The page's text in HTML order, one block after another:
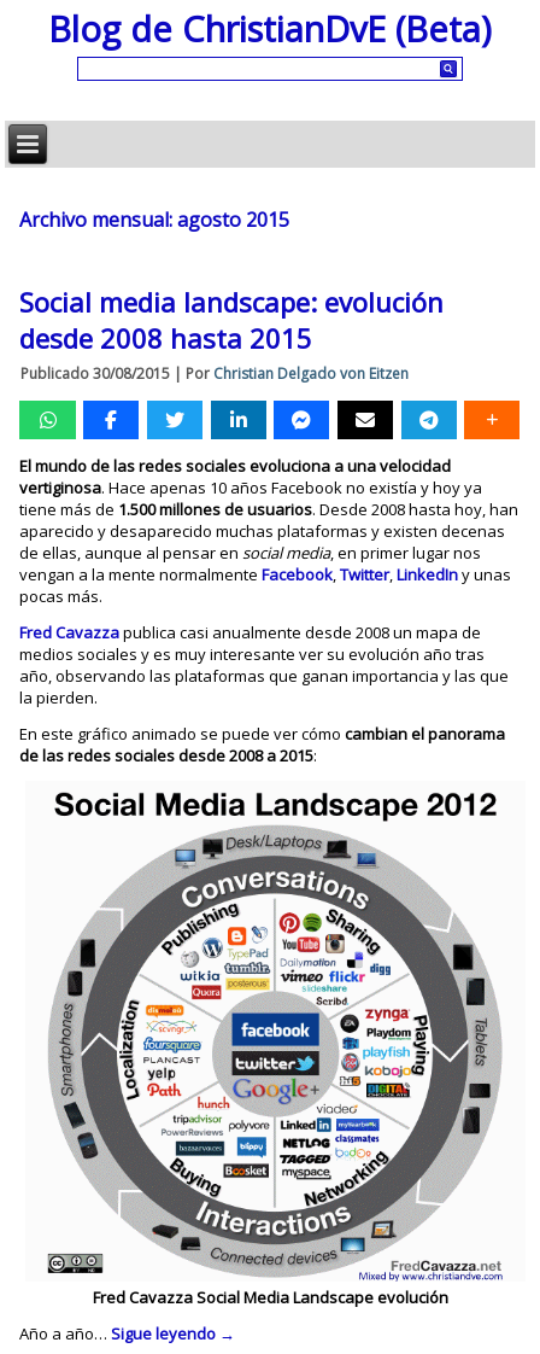
Blog de ChristianDvE (Beta)
Archivo mensual:agosto 2015
Social media landscape: evolución
desde 2008 hasta 2015
Publicado 30/08/2015 | Por Christian Delgado von Eitzen
El mundo de las redes sociales evoluciona a una velocidad
vertiginosa. Hace apenas 10 años Facebook no existía y hoy ya
tiene más de 1.500 millones de usuarios. Desde 2008 hasta hoy, han
aparecido y desaparecido muchas plataformas y existen decenas
de ellas, aunque al pensar ensocial media, en primer lugar nos
vengan a la mente normalmenteFacebook,Twitter,LinkedIny unas
pocas más.
Fred Cavazzapublica casi anualmente desde 2008 un mapa de
medios sociales y es muy interesante ver su evolución año tras
año, observando las plataformas que ganan importancia y las que
la pierden.
En este gráfico animado se puede ver cómo cambian el panorama
de las redes sociales desde 2008 a 2015:
Fred Cavazza Social Media Landscape evolución
Año a año…Sigue leyendo →